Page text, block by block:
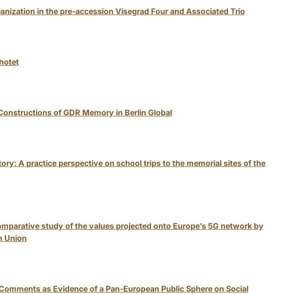
in the pre-accession Visegrad Four and Associated Trio
of GDR Memory in Berlin Global
A practice perspective on school trips to the memorial sites of the
study of the values projected onto Europe’s 5G network by
Union
as Evidence of a Pan-European Public Sphere on Social